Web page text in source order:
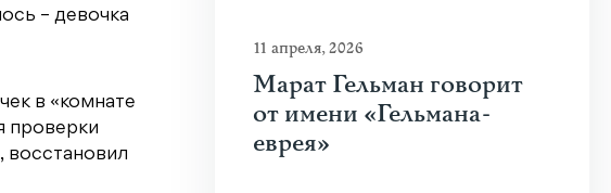
– девочка
в «комнате
проверки
восстановил
11 апреля, 2026
Марат Гельман говорит
от имени «Гельмана-
еврея»